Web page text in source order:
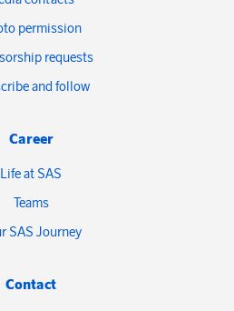
permission
requests
and follow
Career
Life at SAS
Teams
SAS Journey
Contact